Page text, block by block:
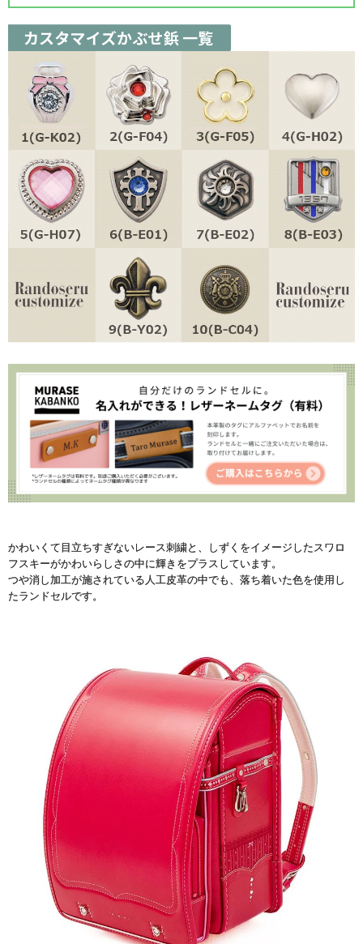
かわいくて目立ちすぎないレース刺繍と、しずくをイメージしたスワロ
フスキーがかわいらしさの中に輝きをプラスしています。
つや消し加工が施されている人工皮革の中でも、落ち着いた色を使用し
たランドセルです。